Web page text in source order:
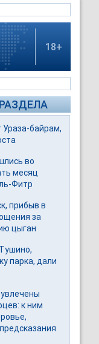
18+
байрам,
во
месяц
Фитр
прибыв в
за
цыган
парка, дали
к ним